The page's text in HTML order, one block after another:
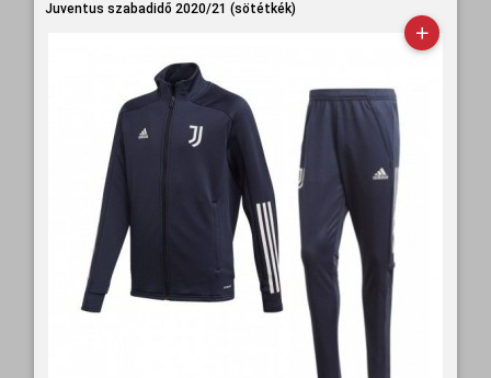
Juventus szabadidő 2020/21 (sötétkék)